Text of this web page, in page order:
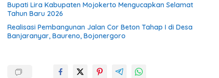
Bupati Lira Kabupaten Mojokerto Mengucapkan Selamat
Tahun Baru 2026
Realisasi Pembangunan Jalan Cor Beton Tahap I di Desa
Banjaranyar, Baureno, Bojonergoro